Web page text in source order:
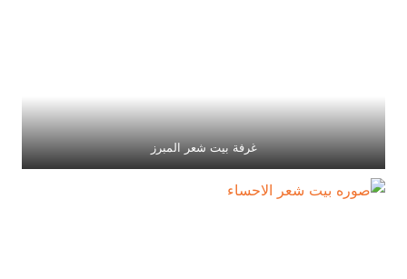
غرفة بيت شعر المبرز